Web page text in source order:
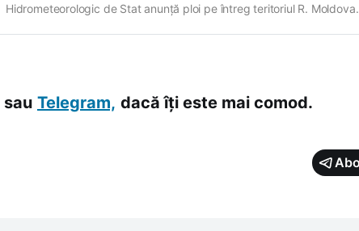
Hidrometeorologic de Stat anunță ploi pe întreg teritoriul R.
sau Telegram, dacă îți este mai comod.